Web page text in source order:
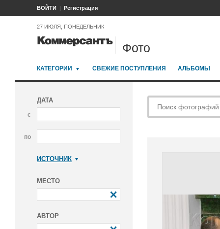
ВОЙТИ Регистрация
27 ИЮЛЯ, ПОНЕДЕЛЬНИК
Фото
КАТЕГОРИИ СВЕЖИЕ ПОСТУПЛЕНИЯ АЛЬБОМЫ
ДАТА
с
по
ИСТОЧНИК
МЕСТО
АВТОР